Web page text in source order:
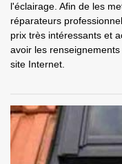
l'éclairage. Afin de les
réparateurs
prix très intéressants et
avoir les
site Internet.